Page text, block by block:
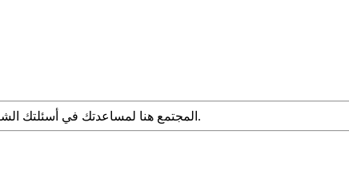
المجتمع هنا لمساعدتك في أسئلتك الشرعية. قدم سؤالك مع التفاصيل وشارك ما توصلت إليه عبر البحث.